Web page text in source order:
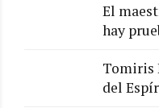
El
hay
Tomiris
del